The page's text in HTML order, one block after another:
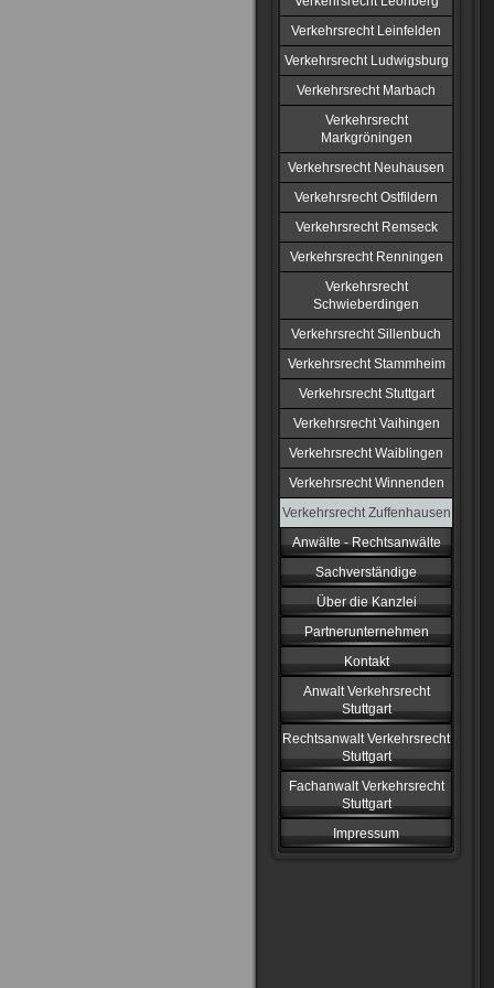
Verkehrsrecht Leinfelden
Verkehrsrecht Ludwigsburg
Verkehrsrecht Marbach
Verkehrsrecht
Markgröningen
Verkehrsrecht Neuhausen
Verkehrsrecht Ostfildern
Verkehrsrecht Remseck
Verkehrsrecht Renningen
Verkehrsrecht
Schwieberdingen
Verkehrsrecht Sillenbuch
Verkehrsrecht Stammheim
Verkehrsrecht Stuttgart
Verkehrsrecht Vaihingen
Verkehrsrecht Waiblingen
Verkehrsrecht Winnenden
Verkehrsrecht Zuffenhausen
Anwälte - Rechtsanwälte
Sachverständige
Über die Kanzlei
Partnerunternehmen
Kontakt
Anwalt Verkehrsrecht
Stuttgart
Rechtsanwalt Verkehrsrecht
Stuttgart
Fachanwalt Verkehrsrecht
Stuttgart
Impressum